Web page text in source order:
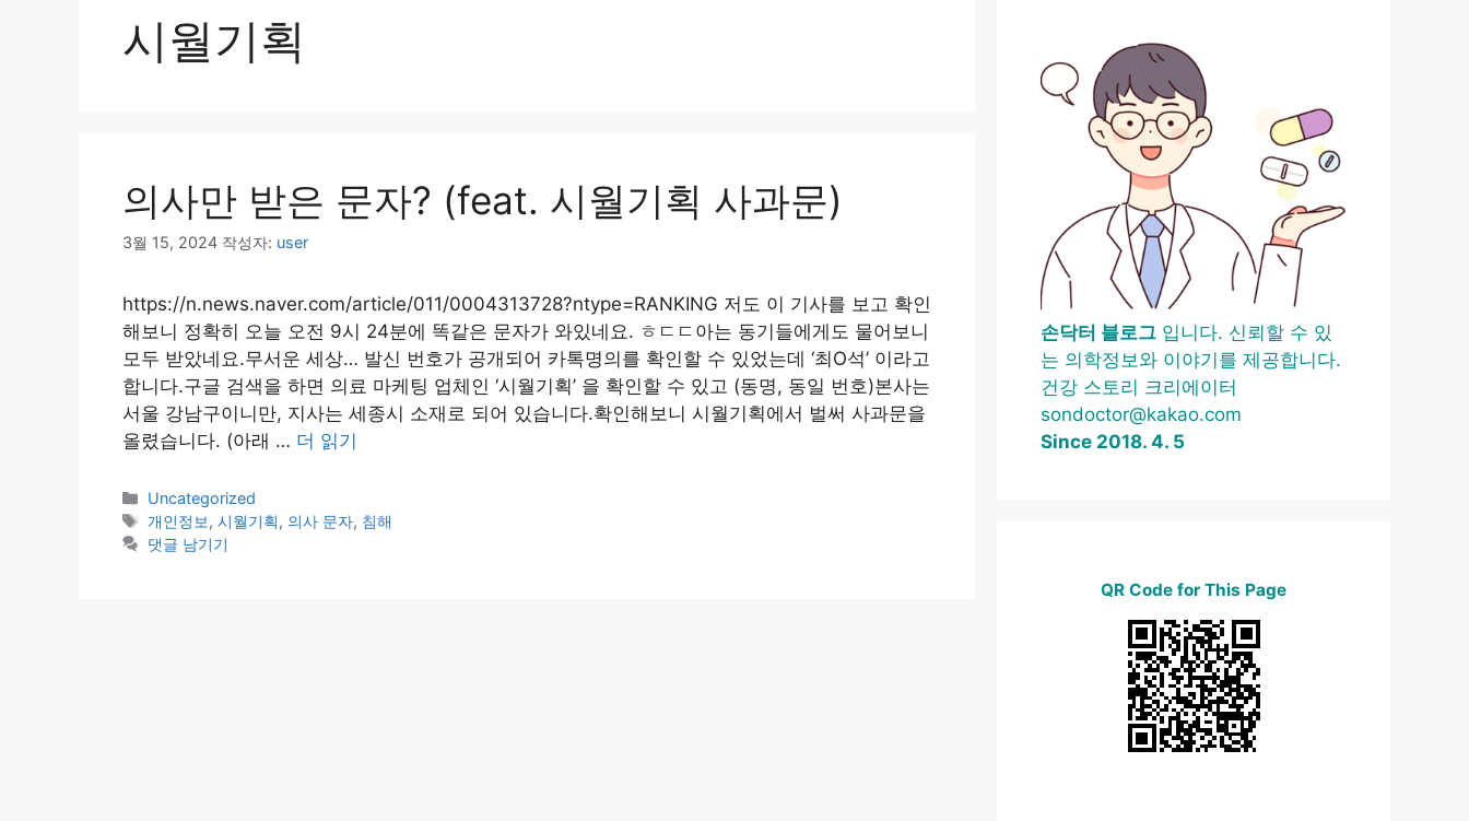
시월기획
의사만 받은 문자? (feat. 시월기획 사과문)
3월 15, 2024 작성자: user
https://n.news.naver.com/article/011/0004313728?ntype=RANKING 저도 이 기사를 보고 확인
해보니 정확히 오늘 오전 9시 24분에 똑같은 문자가 와있네요. ㅎㄷㄷ아는 동기들에게도 물어보니
모두 받았네요.무서운 세상… 발신 번호가 공개되어 카톡명의를 확인할 수 있었는데 ‘최O석’ 이라고
합니다.구글 검색을 하면 의료 마케팅 업체인 ‘시월기획’ 을 확인할 수 있고 (동명, 동일 번호)본사는
서울 강남구이니만, 지사는 세종시 소재로 되어 있습니다.확인해보니 시월기획에서 벌써 사과문을
올렸습니다. (아래 … 더 읽기
카
테
고
Uncategorized
태
그
개인정보,시월기획, 의사 문자, 침해
댓글 남기기
손닥터 블로그 입니다. 신뢰할 수 있
는 의학정보와 이야기를 제공합니다.
건강 스토리 크리에이터
sondoctor@kakao.com
Since 2018. 4. 5
QR Code for This Page